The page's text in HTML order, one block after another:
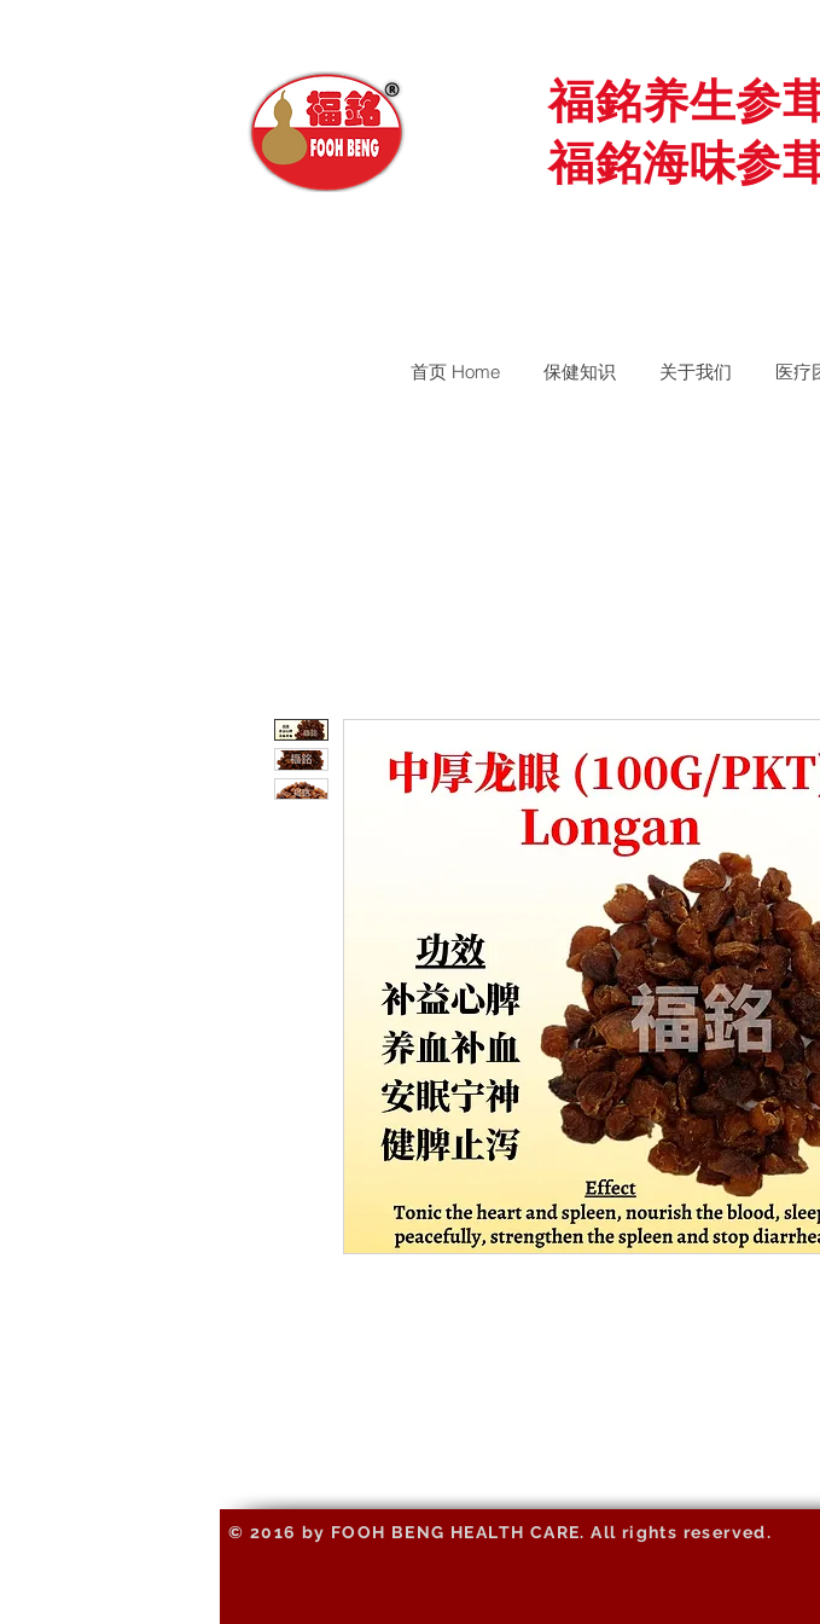
福銘养生参
福銘海味参
首页 Home 保健知识 关于我们 医疗
© 2016 by FOOH BENG HEALTH CARE. All rights reserved.